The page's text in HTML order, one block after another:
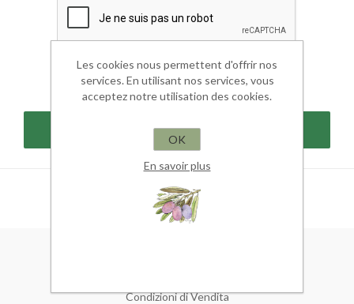
Condizioni di Vendita
Les cookies nous permettent d'offrir nos
services. En utilisant nos services, vous
acceptez notre utilisation des cookies.
OK
En savoir plus